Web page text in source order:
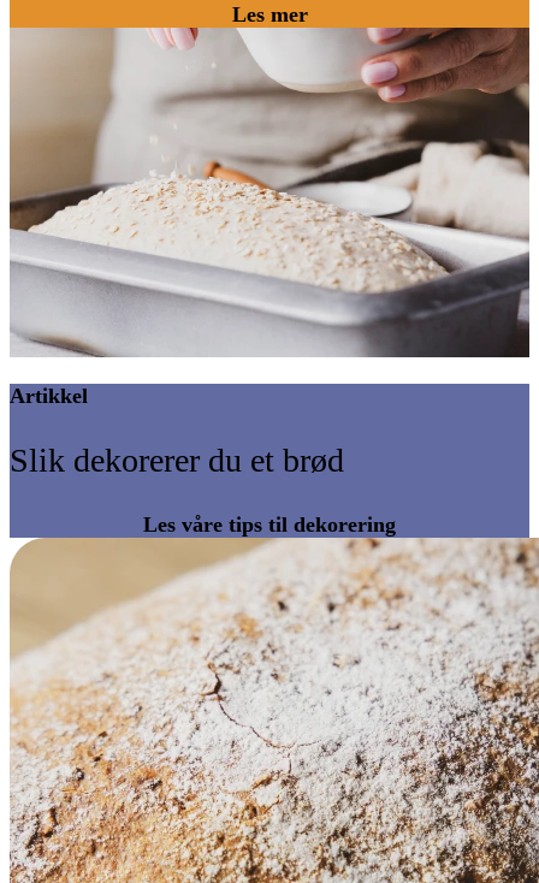
Les mer
Artikkel
Slik dekorerer du et brød
Les våre tips til dekorering